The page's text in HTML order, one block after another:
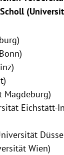
Magdeburg)
Eichstätt-
Wien)